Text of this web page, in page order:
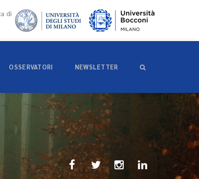
di
OSSERVATORI NEWSLETTER